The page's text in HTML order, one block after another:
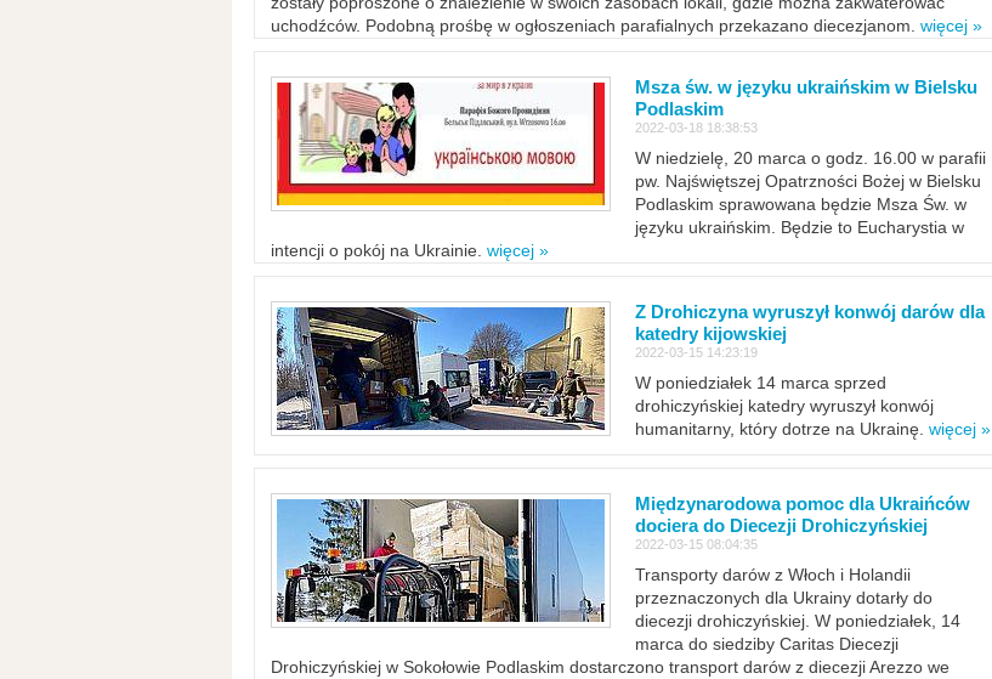
uchodźców. Podobną prośbę w ogłoszeniach parafialnych przekazano diecezjanom. więcej »
Msza św. w języku ukraińskim w Bielsku
Podlaskim
2022-03-18 18:38:53
W niedzielę, 20 marca o godz. 16.00 w parafii
pw. Najświętszej Opatrzności Bożej w Bielsku
Podlaskim sprawowana będzie Msza Św. w
języku ukraińskim. Będzie to Eucharystia w
intencji o pokój na Ukrainie. więcej »
Z Drohiczyna wyruszył konwój darów dla
katedry kijowskiej
2022-03-15 14:23:19
W poniedziałek 14 marca sprzed
drohiczyńskiej katedry wyruszył konwój
humanitarny, który dotrze na Ukrainę. więcej »
Międzynarodowa pomoc dla Ukraińców
dociera do Diecezji Drohiczyńskiej
2022-03-15 08:04:35
Transporty darów z Włoch i Holandii
przeznaczonych dla Ukrainy dotarły do
diecezji drohiczyńskiej. W poniedziałek, 14
marca do siedziby Caritas Diecezji
Drohiczyńskiej w Sokołowie Podlaskim dostarczono transport darów z diecezji Arezzo we